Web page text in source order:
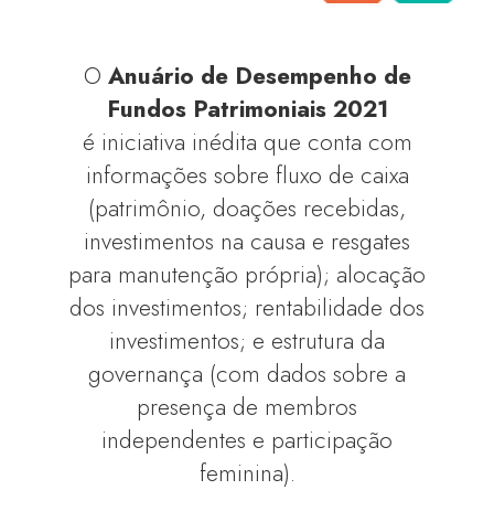
O Anuário de Desempenho de
Fundos Patrimoniais 2021
é iniciativa inédita que conta com
informações sobre fluxo de caixa
(patrimônio, doações recebidas,
investimentos na causa e resgates
para manutenção própria); alocação
dos investimentos; rentabilidade dos
investimentos; e estrutura da
governança (com dados sobre a
presença de membros
independentes e participação
feminina).